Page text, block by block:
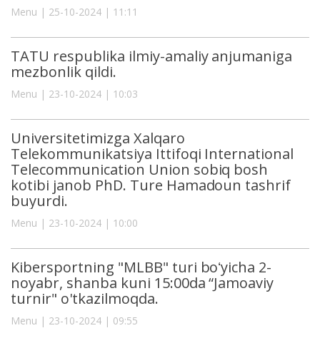
Menu | 25-10-2024 | 11:11
TATU respublika ilmiy-amaliy anjumaniga
mezbonlik qildi.
Menu | 23-10-2024 | 10:03
Universitetimizga Xalqaro
Telekommunikatsiya Ittifoqi International
Telecommunication Union sobiq bosh
kotibi janob PhD. Ture Hamadoun tashrif
buyurdi.
Menu | 23-10-2024 | 10:00
Kibersportning "MLBB" turi boʻyicha 2-
noyabr, shanba kuni 15:00da “Jamoaviy
turnir" o'tkazilmoqda.
Menu | 23-10-2024 | 09:55